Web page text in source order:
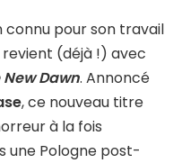
connu pour son travail
revient (déjà !) avec
Dawn. Annoncé
, ce nouveau titre
à la fois
une Pologne post-